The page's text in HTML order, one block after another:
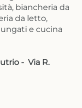
biancheria da
da letto,
e cucina
- Via R.